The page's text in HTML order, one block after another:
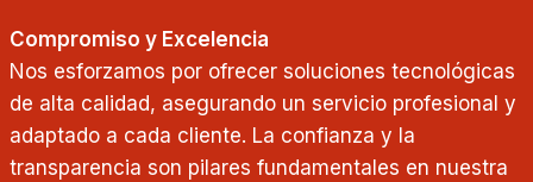
Compromiso y Excelencia
Nos esforzamos por ofrecer soluciones tecnológicas
de alta calidad, asegurando un servicio profesional y
adaptado a cada cliente. La confianza y la
transparencia son pilares fundamentales en nuestra